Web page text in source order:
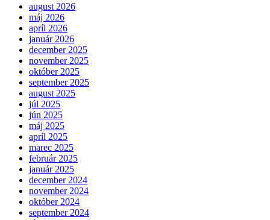
august 2026
máj 2026
apríl 2026
január 2026
december 2025
november 2025
október 2025
september 2025
august 2025
júl 2025
jún 2025
máj 2025
apríl 2025
marec 2025
február 2025
január 2025
december 2024
november 2024
október 2024
september 2024